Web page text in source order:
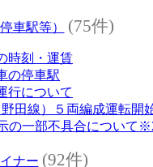
車駅等） (75件)
時刻・運賃
の停車駅
行について
田線）５両編成運転開
の一部不具合について
ナー (92件)